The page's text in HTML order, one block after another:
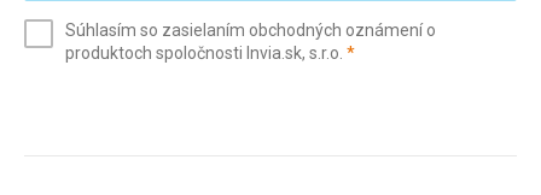
(povinné)
Súhlasím so zasielaním obchodných oznámení o
produktoch spoločnosti Invia.sk, s.r.o. *(povinné)